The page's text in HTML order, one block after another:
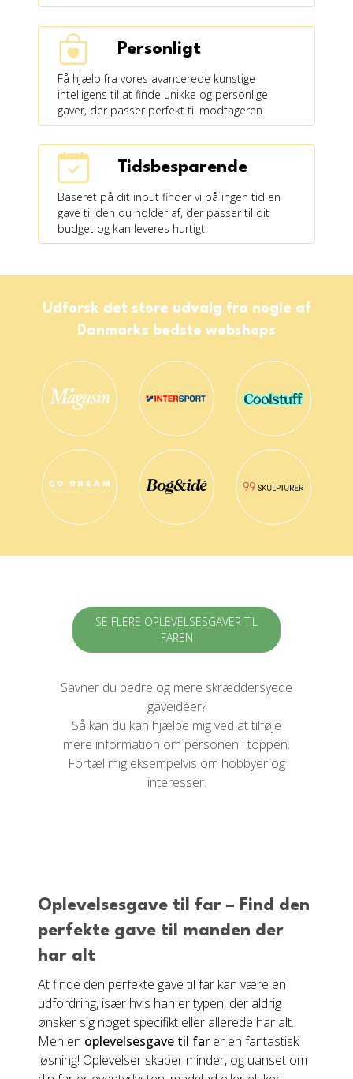
Personligt
Få hjælp fra vores avancerede kunstige
intelligens til at finde unikke og personlige
gaver, der passer perfekt til modtageren.
Tidsbesparende
Baseret på dit input finder vi på ingen tid en
gave til den du holder af, der passer til dit
budget og kan leveres hurtigt.
Udforsk det store udvalg fra nogle af
Danmarks bedste webshops
SE FLERE OPLEVELSESGAVER TIL
FAREN
Savner du bedre og mere skræddersyede
gaveidéer?
Så kan du kan hjælpe mig ved at tilføje
mere information om personen i toppen.
Fortæl mig eksempelvis om hobbyer og
interesser.
Oplevelsesgave til far – Find den
perfekte gave til manden der
har alt
At finde den perfekte gave til far kan være en
udfordring, især hvis han er typen, der aldrig
ønsker sig noget specifikt eller allerede har alt.
Men en oplevelsesgave til far er en fantastisk
løsning! Oplevelser skaber minder, og uanset om